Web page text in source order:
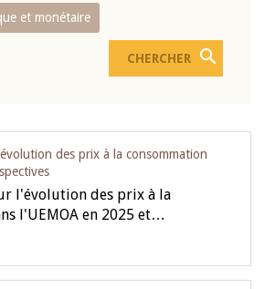
et monétaire
des prix à la consommation
l'évolution des prix à la
l'UEMOA en 2025 et…